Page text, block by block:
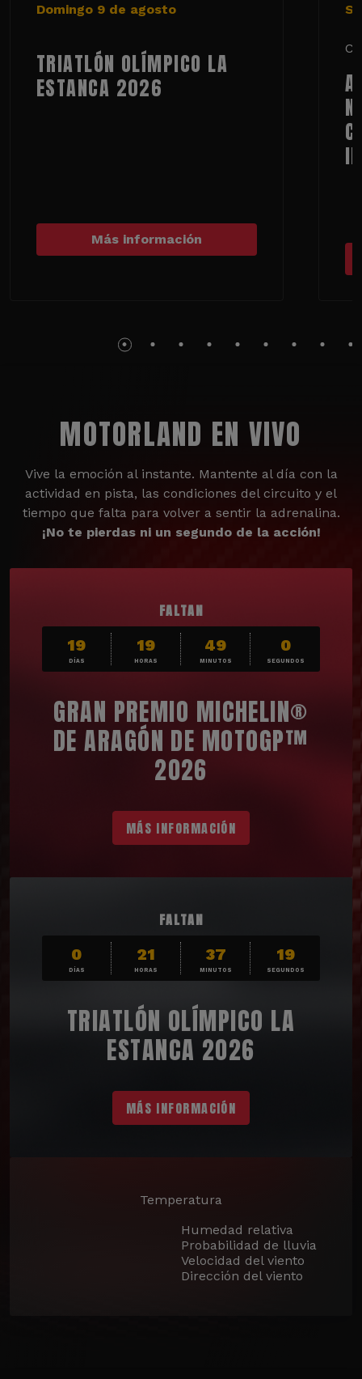
Domingo 9 de agosto
TRIATLÓN OLÍMPICO LA
ESTANCA 2026
Más información
MOTORLAND EN VIVO
Vive la emoción al instante. Mantente al día con la
actividad en pista, las condiciones del circuito y el
tiempo que falta para volver a sentir la adrenalina.
¡No te pierdas ni un segundo de la acción!
FALTAN
19
DÍAS
19
HORAS
48
MINUTOS
58
SEGUNDOS
GRAN PREMIO MICHELIN®
DE ARAGÓN DE MOTOGP™
2026
MÁS INFORMACIÓN
FALTAN
0
DÍAS
21
HORAS
37
MINUTOS
17
SEGUNDOS
TRIATLÓN OLÍMPICO LA
ESTANCA 2026
MÁS INFORMACIÓN
Temperatura
Humedad relativa
Probabilidad de lluvia
Velocidad del viento
Dirección del viento